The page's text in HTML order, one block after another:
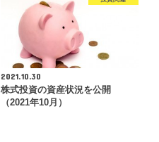
2021.10.30
株式投資の資産状況を公開
（2021年10月）